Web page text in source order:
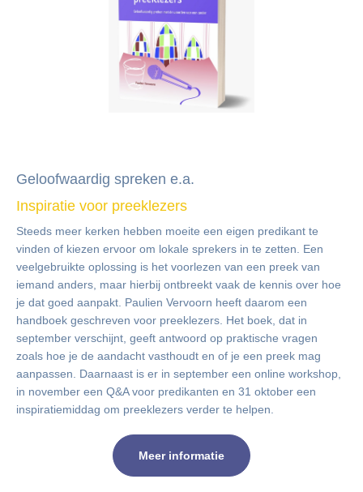
Geloofwaardig spreken e.a.
Inspiratie voor preeklezers
Steeds meer kerken hebben moeite een eigen predikant te
vinden of kiezen ervoor om lokale sprekers in te zetten. Een
veelgebruikte oplossing is het voorlezen van een preek van
iemand anders, maar hierbij ontbreekt vaak de kennis over hoe
je dat goed aanpakt. Paulien Vervoorn heeft daarom een
handboek geschreven voor preeklezers. Het boek, dat in
september verschijnt, geeft antwoord op praktische vragen
zoals hoe je de aandacht vasthoudt en of je een preek mag
aanpassen. Daarnaast is er in september een online workshop,
in november een Q&A voor predikanten en 31 oktober een
inspiratiemiddag om preeklezers verder te helpen.
Meer informatie